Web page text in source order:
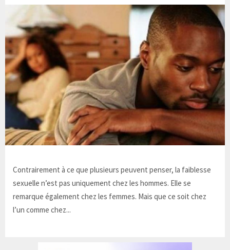
Contrairement à ce que plusieurs peuvent penser, la faiblesse
sexuelle n’est pas uniquement chez les hommes. Elle se
remarque également chez les femmes. Mais que ce soit chez
l’un comme chez...